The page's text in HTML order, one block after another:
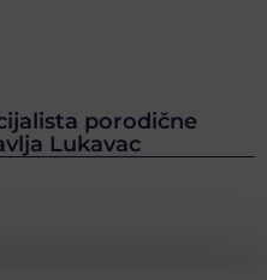
porodične
Lukavac